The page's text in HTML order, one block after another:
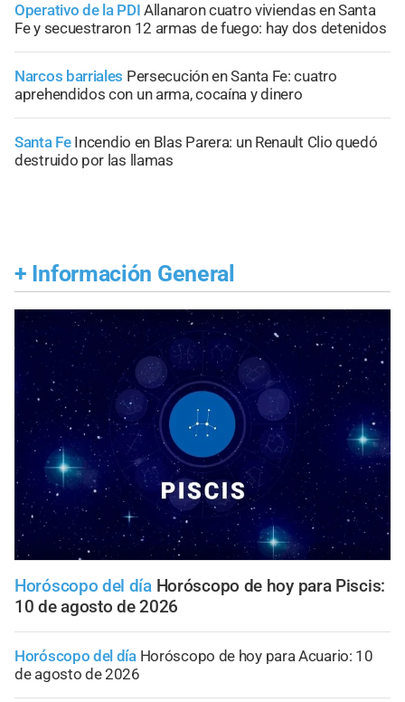
Operativo de la PDI Allanaron cuatro viviendas en Santa
Fe y secuestraron 12 armas de fuego: hay dos detenidos
Narcos barriales Persecución en Santa Fe: cuatro
aprehendidos con un arma, cocaína y dinero
Santa Fe Incendio en Blas Parera: un Renault Clio quedó
destruido por las llamas
+ Información General
Horóscopo del día Horóscopo de hoy para Piscis:
10 de agosto de 2026
Horóscopo del día Horóscopo de hoy para Acuario: 10
de agosto de 2026